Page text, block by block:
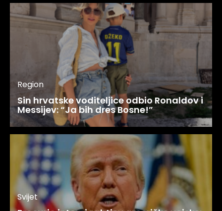
Sin hrvatske voditeljice odbio Ronaldov i
Messijev: “Ja bih dres Bosne!”
Svijet
Procurio interni zahtjev američke vojske:
“Tražimo nove, kreativne i
nekonvencionalne načine za
kažnjavanje Irana”